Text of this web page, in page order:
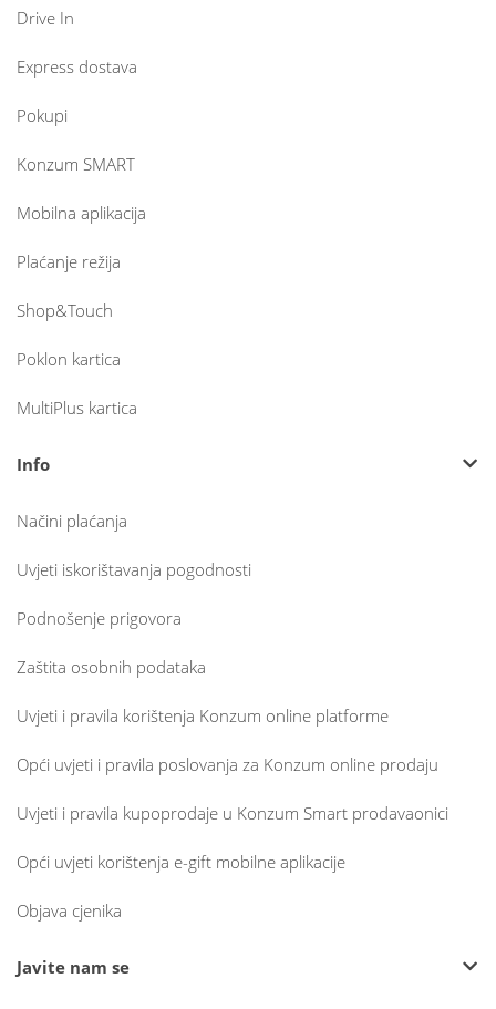
Drive In
Express dostava
Pokupi
Konzum SMART
Mobilna aplikacija
Plaćanje režija
Shop&Touch
Poklon kartica
MultiPlus kartica
Info
Načini plaćanja
Uvjeti iskorištavanja pogodnosti
Podnošenje prigovora
Zaštita osobnih podataka
Uvjeti i pravila korištenja Konzum online platforme
Opći uvjeti i pravila poslovanja za Konzum online prodaju
Uvjeti i pravila kupoprodaje u Konzum Smart prodavaonici
Opći uvjeti korištenja e-gift mobilne aplikacije
Objava cjenika
Javite nam se